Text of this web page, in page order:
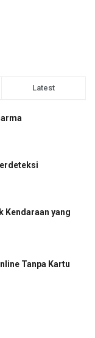
Latest
Kendaraan yang
Tanpa Kartu